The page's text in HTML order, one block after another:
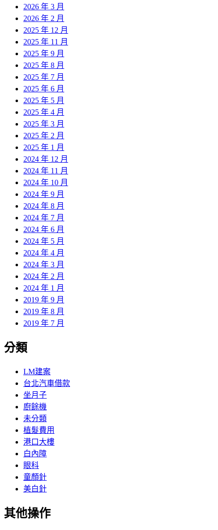
2026 年 3 月
2026 年 2 月
2025 年 12 月
2025 年 11 月
2025 年 9 月
2025 年 8 月
2025 年 7 月
2025 年 6 月
2025 年 5 月
2025 年 4 月
2025 年 3 月
2025 年 2 月
2025 年 1 月
2024 年 12 月
2024 年 11 月
2024 年 10 月
2024 年 9 月
2024 年 8 月
2024 年 7 月
2024 年 6 月
2024 年 5 月
2024 年 4 月
2024 年 3 月
2024 年 2 月
2024 年 1 月
2019 年 9 月
2019 年 8 月
2019 年 7 月
分類
LM建案
台北汽車借款
坐月子
廚餘機
未分類
植髮費用
港口大樓
白內障
眼科
童顏針
美白針
其他操作